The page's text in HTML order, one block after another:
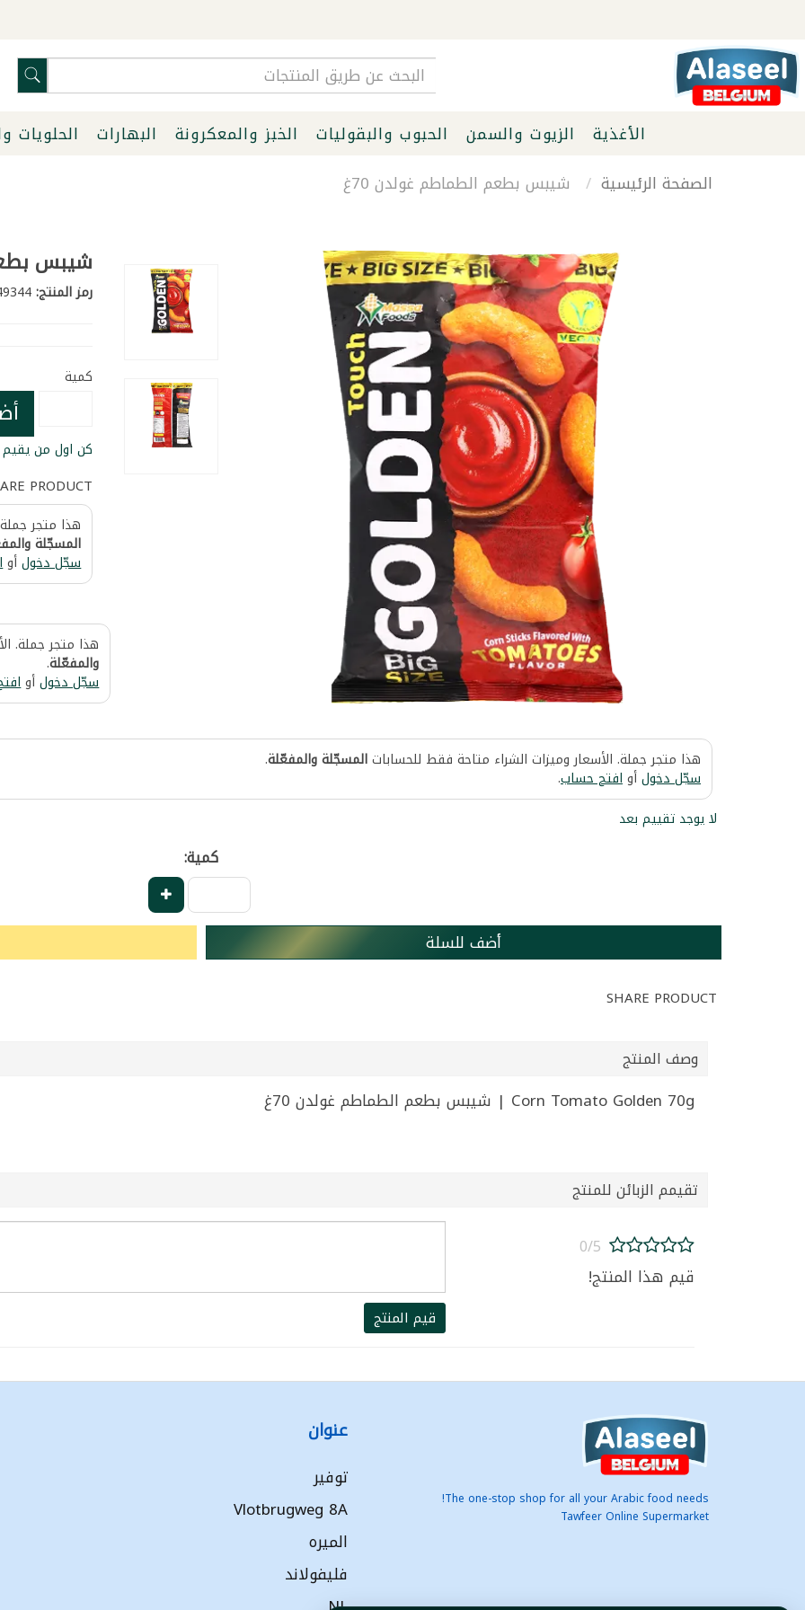
الأغذية الزيوت والسمن الحبوب والبقوليات الخبز والمعكرونة البهارات الحلويات
الصفحة الرئيسية
شيبس بطعم الطماطم غولدن 70غ
شيبس
رمز المنتج:249344
كمية
كن اول من يقيم
PRODUCT
هذا متجر
المسجّلة
سجّل دخولأو
هذا متجر جملة.
والمفعّلة.
سجّل دخولأو
هذا متجر جملة. الأسعار وميزات الشراء متاحة فقط للحساباتالمسجّلة والمفعّلة.
سجّل دخولأوافتح حساب.
لا يوجد تقييم بعد
كمية:
أضف للسلة
SHARE PRODUCT
وصف المنتج
Corn Tomato Golden 70g | شيبس بطعم الطماطم غولدن 70غ
تقيمم الزبائن للمنتج
0/5
قيم هذا المنتج!
قيم المنتج
The one-stop shop for all your Arabic food needs!
Tawfeer Online Supermarket
عنوان
توفير
Vlotbrugweg 8A
الميره
فليفولاند